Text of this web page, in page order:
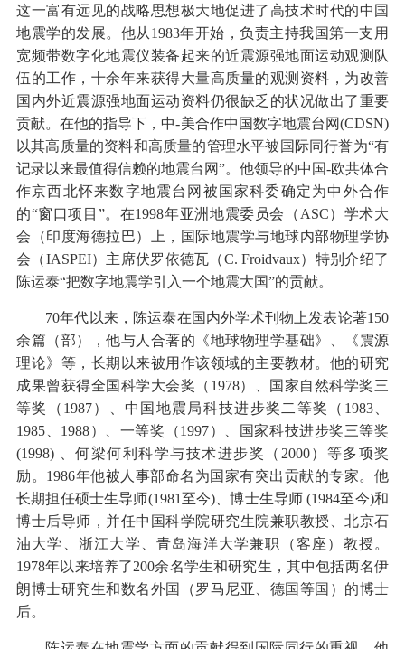
这一富有远见的战略思想极大地促进了高技术时代的中国
地震学的发展。他从1983年开始，负责主持我国第一支用
宽频带数字化地震仪装备起来的近震源强地面运动观测队
伍的工作，十余年来获得大量高质量的观测资料，为改善
国内外近震源强地面运动资料仍很缺乏的状况做出了重要
贡献。在他的指导下，中-美合作中国数字地震台网(CDSN)
以其高质量的资料和高质量的管理水平被国际同行誉为“有
记录以来最值得信赖的地震台网”。他领导的中国-欧共体合
作京西北怀来数字地震台网被国家科委确定为中外合作
的“窗口项目”。在1998年亚洲地震委员会（ASC）学术大
会（印度海德拉巴）上，国际地震学与地球内部物理学协
会（IASPEI）主席伏罗依德瓦（C. Froidvaux）特别介绍了
陈运泰“把数字地震学引入一个地震大国”的贡献。
70年代以来，陈运泰在国内外学术刊物上发表论著150
余篇（部），他与人合著的《地球物理学基础》、《震源
理论》等，长期以来被用作该领域的主要教材。他的研究
成果曾获得全国科学大会奖（1978）、国家自然科学奖三
等奖（1987）、中国地震局科技进步奖二等奖（1983、
1985、1988）、一等奖（1997）、国家科技进步奖三等奖
(1998) 、何梁何利科学与技术进步奖（2000）等多项奖
励。1986年他被人事部命名为国家有突出贡献的专家。他
长期担任硕士生导师(1981至今)、博士生导师 (1984至今)和
博士后导师，并任中国科学院研究生院兼职教授、北京石
油大学、浙江大学、青岛海洋大学兼职（客座）教授。
1978年以来培养了200余名学生和研究生，其中包括两名伊
朗博士研究生和数名外国（罗马尼亚、德国等国）的博士
后。